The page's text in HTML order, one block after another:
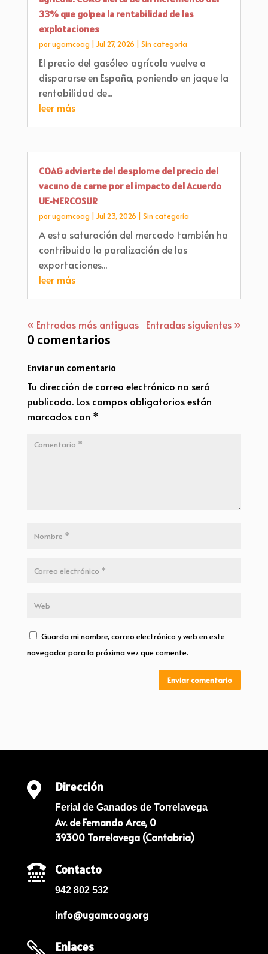
33% que golpea la rentabilidad de las
explotaciones
porugamcoag Jul 27, 2026 Sin categoría
El precio del gasóleo agrícola vuelve a
dispararse en España, poniendo en jaque la
rentabilidad de...
leer más
COAG advierte del desplome del precio del
vacuno de carne por el impacto del Acuerdo
UE‑MERCOSUR
porugamcoag Jul 23, 2026 Sin categoría
A esta saturación del mercado también ha
contribuido la paralización de las
exportaciones...
leer más
« Entradas más antiguas Entradas siguientes »
0 comentarios
Enviar un comentario
Tu dirección de correo electrónico no será
publicada. Los campos obligatorios están
marcados con *
Guarda mi nombre, correo electrónico y web en este
navegador para la próxima vez que comente.
Enviar comentario
 Dirección
Ferial de Ganados de Torrelavega
Av. de Fernando Arce, 0
39300 Torrelavega (Cantabria)
 Contacto
942 802 532
info@ugamcoag.org
 Enlaces